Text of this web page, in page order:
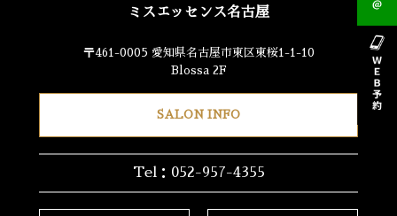
ミスエッセンス名古屋
〒461-0005 愛知県名古屋市東区東桜1-1-10
Blossa 2F
SALON INFO
Tel：052-957-4355